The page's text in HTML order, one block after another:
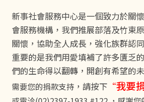
新事社會服務中心是一個致力於關
會服務機構，我們推展部落及竹東
關懷，協助全人成長，強化族群認
重要的是我們用愛填補了許多匱乏
們的生命得以翻轉，開創有希望的
需要您的捐款支持 ，請按下 “我要